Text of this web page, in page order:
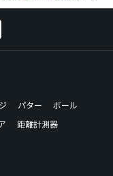
パター
ボール
距離計測器